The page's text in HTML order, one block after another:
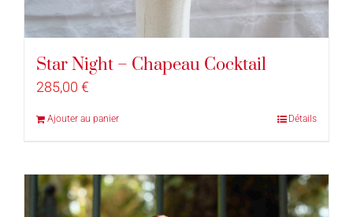
Star Night – Chapeau Cocktail
285,00 €
Ajouter au panier Détails